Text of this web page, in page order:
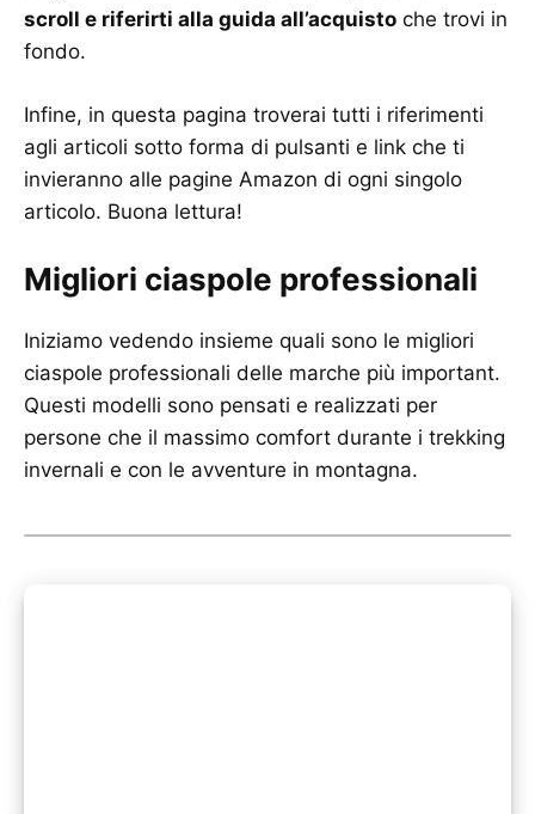
scroll e riferirti alla guida all’acquisto che trovi in
fondo.
Infine, in questa pagina troverai tutti i riferimenti
agli articoli sotto forma di pulsanti e link che ti
invieranno alle pagine Amazon di ogni singolo
articolo. Buona lettura!
Migliori ciaspole professionali
Iniziamo vedendo insieme quali sono le migliori
ciaspole professionali delle marche più important.
Questi modelli sono pensati e realizzati per
persone che il massimo comfort durante i trekking
invernali e con le avventure in montagna.